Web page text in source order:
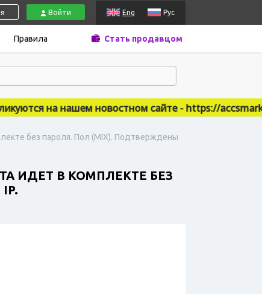
Войти Eng Рус
Правила Стать продавцом
на нашем новостном сайте - https://
без пароля. Пол (MIX). Подтверждены
ИДЕТ В КОМПЛЕКТЕ БЕЗ